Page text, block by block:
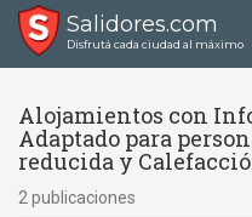
Salidores.com
Disfrutá cada ciudad al máximo
Alojamientos con
Adaptado para
reducida y
2 publicaciones